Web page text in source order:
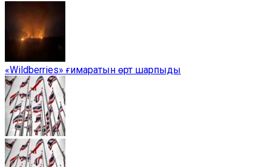
«Wildberries» ғимаратын өрт шарпыды